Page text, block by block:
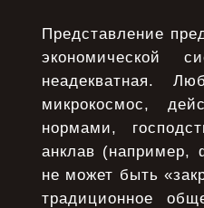
Представление
экономической
неадекватная.
микрокосмос,
нормами,
анклав (например,
не может быть
традиционное